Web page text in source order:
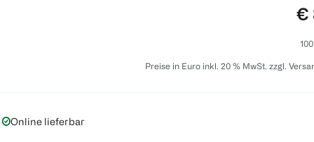
€
Preise in Euro inkl. 20 % MwSt. zzgl.
Online lieferbar